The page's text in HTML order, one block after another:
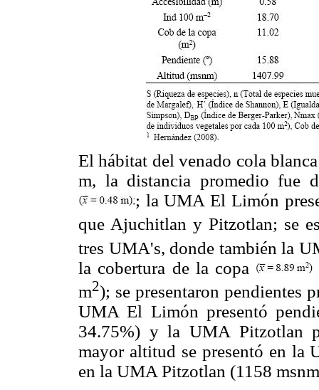
El hábitat del venado cola
m, la distancia promedio fue
; la UMA El Limón
que Ajuchitlan y Pitzotlan; se
tres UMA's, donde también la
la cobertura de la copa
m2); se presentaron pendientes
UMA El Limón presentó
34.75%) y la UMA Pitzotlan
mayor altitud se presentó en
en la UMA Pitzotlan (1158